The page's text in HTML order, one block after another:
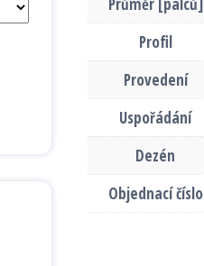
Profil
Provedení
Uspořádání
Dezén
Objednací číslo